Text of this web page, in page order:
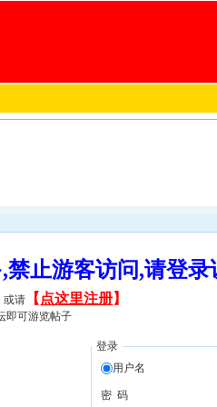
,禁止游客访问,请登
或请 【 点这里注册】
即可游览帖子
登录
用户名
密 码